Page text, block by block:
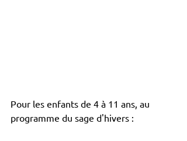
Pour les enfants de 4 à 11 ans, au
programme du sage d'hivers :